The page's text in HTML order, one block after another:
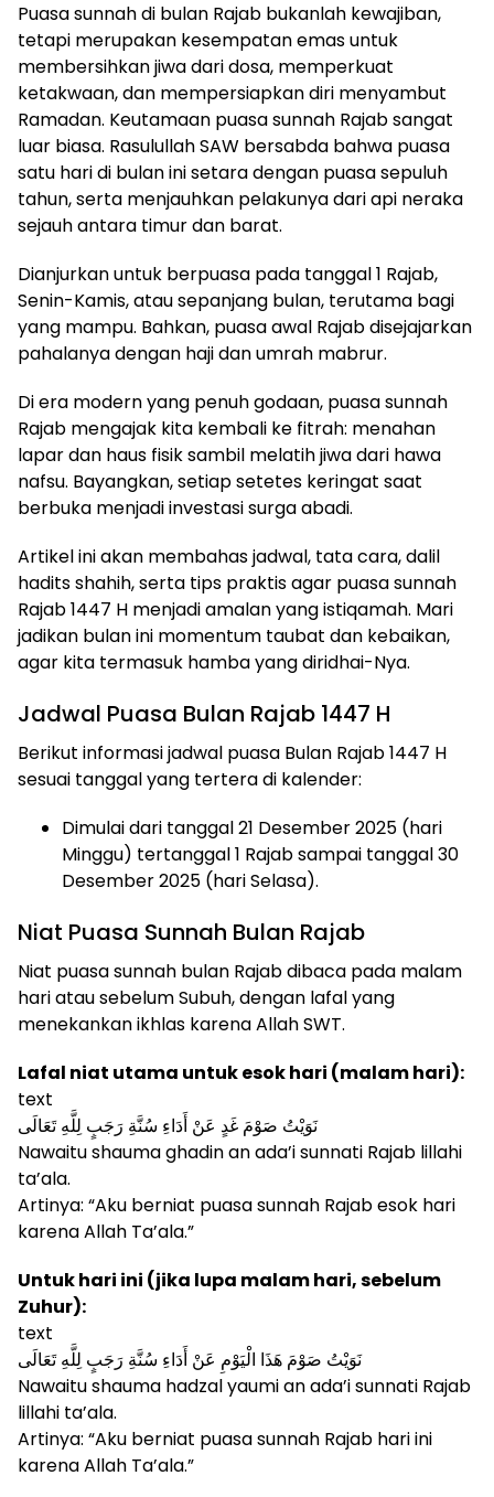
Puasa sunnah di bulan Rajab bukanlah kewajiban,
tetapi merupakan kesempatan emas untuk
membersihkan jiwa dari dosa, memperkuat
ketakwaan, dan mempersiapkan diri menyambut
Ramadan. Keutamaan puasa sunnah Rajab sangat
luar biasa. Rasulullah SAW bersabda bahwa puasa
satu hari di bulan ini setara dengan puasa sepuluh
tahun, serta menjauhkan pelakunya dari api neraka
sejauh antara timur dan barat.
Dianjurkan untuk berpuasa pada tanggal 1 Rajab,
Senin-Kamis, atau sepanjang bulan, terutama bagi
yang mampu. Bahkan, puasa awal Rajab disejajarkan
pahalanya dengan haji dan umrah mabrur.
Di era modern yang penuh godaan, puasa sunnah
Rajab mengajak kita kembali ke fitrah: menahan
lapar dan haus fisik sambil melatih jiwa dari hawa
nafsu. Bayangkan, setiap setetes keringat saat
berbuka menjadi investasi surga abadi.
Artikel ini akan membahas jadwal, tata cara, dalil
hadits shahih, serta tips praktis agar puasa sunnah
Rajab 1447 H menjadi amalan yang istiqamah. Mari
jadikan bulan ini momentum taubat dan kebaikan,
agar kita termasuk hamba yang diridhai-Nya.
Jadwal Puasa Bulan Rajab 1447 H
Berikut informasi jadwal puasa Bulan Rajab 1447 H
sesuai tanggal yang tertera di kalender:
Dimulai dari tanggal 21 Desember 2025 (hari
Minggu) tertanggal 1 Rajab sampai tanggal 30
Desember 2025 (hari Selasa).
Niat Puasa Sunnah Bulan Rajab
Niat puasa sunnah bulan Rajab dibaca pada malam
hari atau sebelum Subuh, dengan lafal yang
menekankan ikhlas karena Allah SWT.
Lafal niat utama untuk esok hari (malam hari):
text
نَوَيْتُ صَوْمَ غَدٍ عَنْ أَدَاءِ سُنَّةِ رَجَبٍ لِلَّهِ تَعَالَى
Nawaitu shauma ghadin an ada’i sunnati Rajab lillahi
ta’ala.
Artinya: “Aku berniat puasa sunnah Rajab esok hari
karena Allah Ta’ala.”
Untuk hari ini (jika lupa malam hari, sebelum
Zuhur):
text
نَوَيْتُ صَوْمَ هَذَا الْيَوْمِ عَنْ أَدَاءِ سُنَّةِ رَجَبٍ لِلَّهِ تَعَالَى
Nawaitu shauma hadzal yaumi an ada’i sunnati Rajab
lillahi ta’ala.
Artinya: “Aku berniat puasa sunnah Rajab hari ini
karena Allah Ta’ala.”